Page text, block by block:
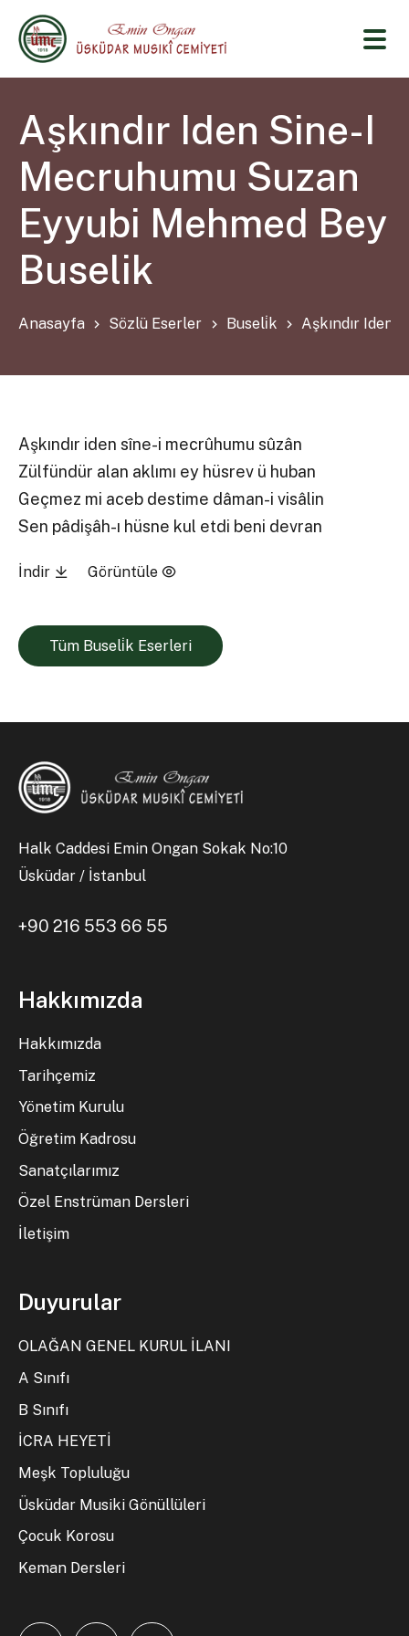
Aşkındır Iden Sine-I
Mecruhumu Suzan
Eyyubi Mehmed Bey
Buselik
Anasayfa Sözlü Eserler Buseli̇k Aşkındır Iden
Aşkındır iden sîne-i mecrûhumu sûzân
Zülfündür alan aklımı ey hüsrev ü huban
Geçmez mi aceb destime dâman-i visâlin
Sen pâdişâh-ı hüsne kul etdi beni devran
İndir Görüntüle
Tüm Buseli̇k Eserleri
Halk Caddesi Emin Ongan Sokak No:10
Üsküdar / İstanbul
+90 216 553 66 55
Hakkımızda
Hakkımızda
Tarihçemiz
Yönetim Kurulu
Öğretim Kadrosu
Sanatçılarımız
Özel Enstrüman Dersleri
İletişim
Duyurular
OLAĞAN GENEL KURUL İLANI
A Sınıfı
B Sınıfı
İCRA HEYETİ
Meşk Topluluğu
Üsküdar Musiki Gönüllüleri
Çocuk Korosu
Keman Dersleri